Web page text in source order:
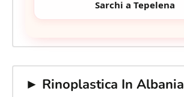
Sarchi a Tepelena
► Rinoplastica In Albania